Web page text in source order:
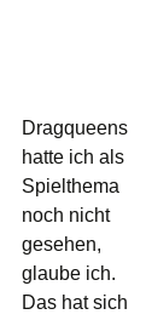
Dragqueens
hatte ich als
Spielthema
noch nicht
gesehen,
glaube ich.
Das hat sich